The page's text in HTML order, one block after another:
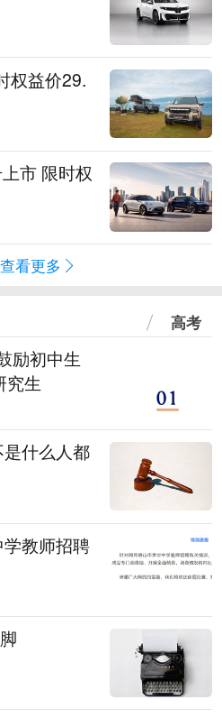
权益价29.
市 限时权
看更多
高考
励初中生
究生
什么人都
教师招聘